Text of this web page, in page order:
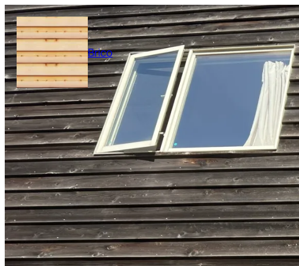
内
容
を
ス
キ
ッ
プ
Brico